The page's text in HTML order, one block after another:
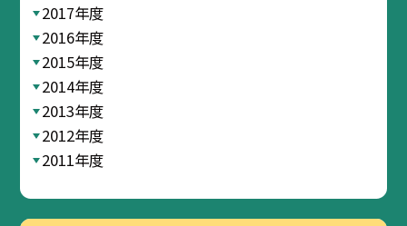
2017年度
2016年度
2015年度
2014年度
2013年度
2012年度
2011年度